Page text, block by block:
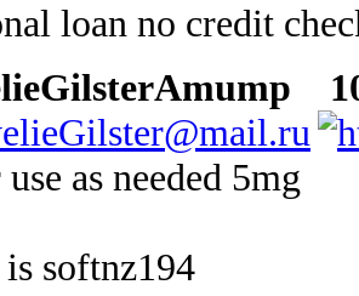
loan no credit
as needed 5mg
softnz194